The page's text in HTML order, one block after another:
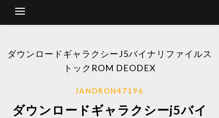
ダウンロードギャラクシーJ5バイナリファイルス
トックROM DEODEX
JANDRON47196
ダウンロードギャラクシーj5バイ